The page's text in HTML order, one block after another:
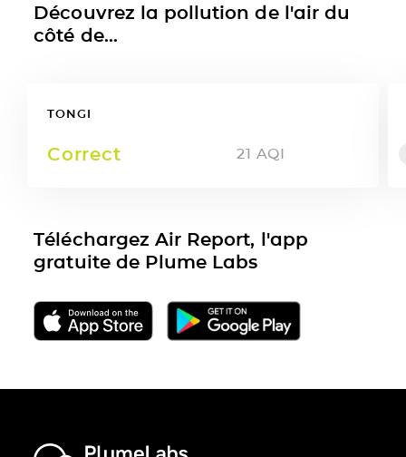
Découvrez la pollution de l'air du
côté de...
TONGI
Correct 21 AQI
Téléchargez Air Report, l'app
gratuite de Plume Labs